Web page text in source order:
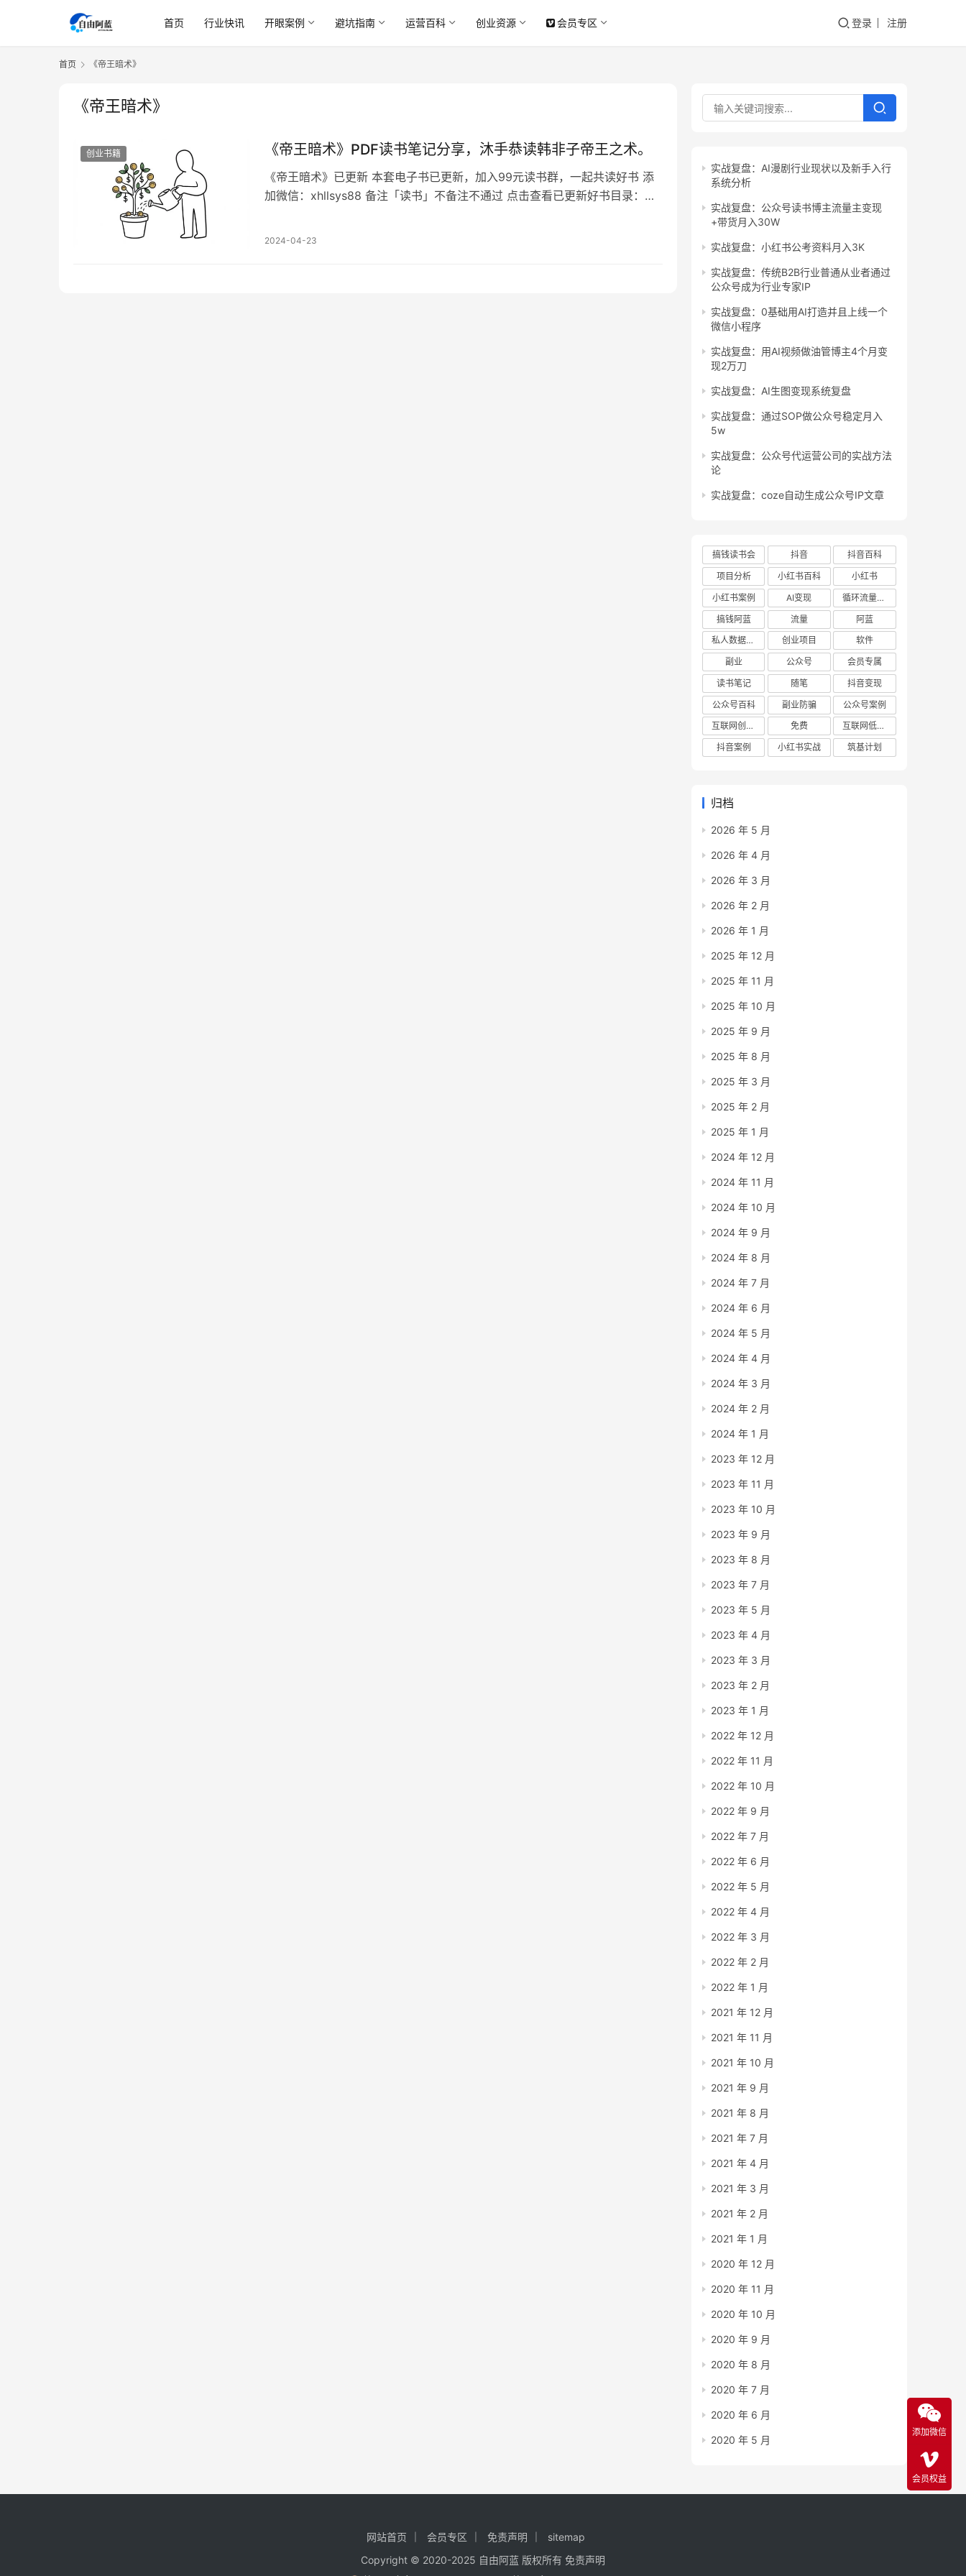
首页 行业快讯 开眼案例 避坑指南 运营百科 创业资源 会员专区 登录 注册
首页 《帝王暗术》
《帝王暗术》
创业书籍 《帝王暗术》PDF读书笔记分享，沐手恭读韩非子帝王之术。
《帝王暗术》已更新 本套电子书已更新，加入99元读书群，一起共读好书 添
加微信：xhllsys88 备注「读书」不备注不通过 点击查看已更新好书目录：搞
2024-04-23
实战复盘：AI漫剧行业现状以及新手入行
系统分析
实战复盘：公众号读书博主流量主变现
+带货月入30W
实战复盘：小红书公考资料月入3K
实战复盘：传统B2B行业普通从业者通过
公众号成为行业专家IP
实战复盘：0基础用AI打造并且上线一个
微信小程序
实战复盘：用AI视频做油管博主4个月变
现2万刀
实战复盘：AI生图变现系统复盘
实战复盘：通过SOP做公众号稳定月入
5w
实战复盘：公众号代运营公司的实战方法
论
实战复盘：coze自动生成公众号IP文章
搞钱读书会 抖音
抖音百科
项目分析
小红书百科
小红书
小红书案例
AI变现
循环流量实验室
搞钱阿蓝
流量
阿蓝
私人数据库项目
创业项目
软件
副业
公众号
会员专属
读书笔记
随笔
抖音变现
公众号百科
副业防骗
公众号案例
互联网创业项目
免费
互联网低成本创业项目
抖音案例
小红书实战 筑基计划
归档
2026 年 5 月
2026 年 4 月
2026 年 3 月
2026 年 2 月
2026 年 1 月
2025 年 12 月
2025 年 11 月
2025 年 10 月
2025 年 9 月
2025 年 8 月
2025 年 3 月
2025 年 2 月
2025 年 1 月
2024 年 12 月
2024 年 11 月
2024 年 10 月
2024 年 9 月
2024 年 8 月
2024 年 7 月
2024 年 6 月
2024 年 5 月
2024 年 4 月
2024 年 3 月
2024 年 2 月
2024 年 1 月
2023 年 12 月
2023 年 11 月
2023 年 10 月
2023 年 9 月
2023 年 8 月
2023 年 7 月
2023 年 5 月
2023 年 4 月
2023 年 3 月
2023 年 2 月
2023 年 1 月
2022 年 12 月
2022 年 11 月
2022 年 10 月
2022 年 9 月
2022 年 7 月
2022 年 6 月
2022 年 5 月
2022 年 4 月
2022 年 3 月
2022 年 2 月
2022 年 1 月
2021 年 12 月
2021 年 11 月
2021 年 10 月
2021 年 9 月
2021 年 8 月
2021 年 7 月
2021 年 4 月
2021 年 3 月
2021 年 2 月
2021 年 1 月
2020 年 12 月
2020 年 11 月
2020 年 10 月
2020 年 9 月
2020 年 8 月
2020 年 7 月
2020 年 6 月
2020 年 5 月
网站首页 会员专区 免责声明
sitemap
Copyright © 2020-2025 自由阿蓝 版权所有 免责声明
添加微信
会员权益